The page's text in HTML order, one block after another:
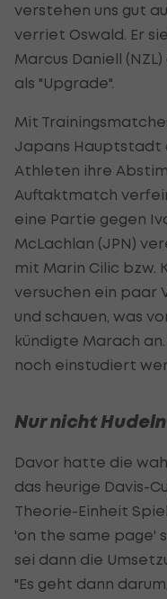
verstehen uns gut
verriet Oswald. Er
Marcus Daniell
als "Upgrade".
Mit
Japans Hauptstadt
Athleten ihre
Auftaktmatch
eine Partie gegen
McLachlan (JPN)
mit Marin Cilic bzw.
versuchen ein paar
und schauen, was
kündigte Marach
noch einstudiert
Nur nicht Hudeln
Davor hatte die
das heurige Davis-
Theorie-Einheit
'on the same page'
sei dann die
"Es geht dann